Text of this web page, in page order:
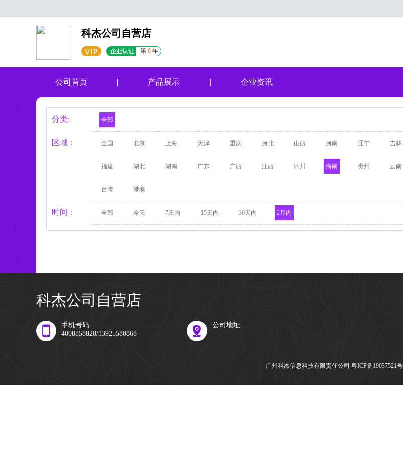
科杰公司自营店
第 6 年
公司首页 产品展示 企业资讯
分类: 全部
区域： 全国 北京 上海 天津 重庆 河北 山西 河南 辽宁 吉林
福建 湖北 湖南 广东 广西 江西 四川 海南 贵州 云南
台湾 港澳
时间： 全部 今天 7天内 15天内 30天内 2月内
科杰公司自营店
手机号码
4008858828/13925588868
公司地址
广州科杰信息科技有限责任公司 粤ICP备19037521